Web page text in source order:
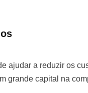
ajudar a reduzir os
grande capital na